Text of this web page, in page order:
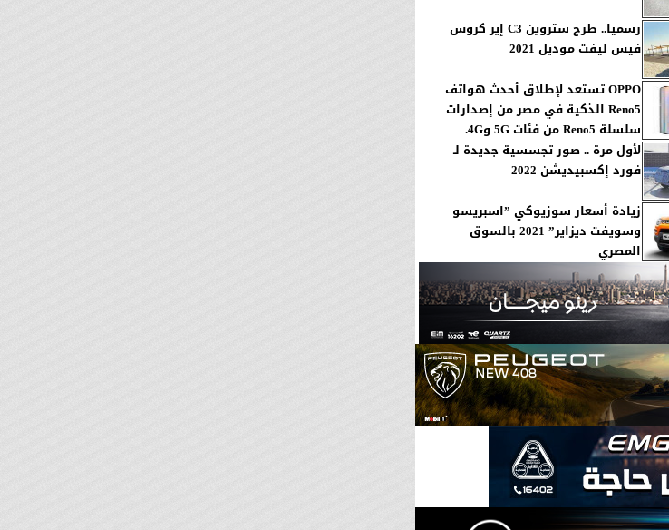
رسميا.. طرح ستروين C3 إير كروس
فيس ليفت موديل 2021
‏OPPO تستعد لإطلاق أحدث هواتف
Reno5 الذكية في مصر من إصدارات
سلسلة Reno5 من فئات 5G و4G.
لأول مرة .. صور تجسسية جديدة لـ
فورد إكسبيديشن 2022
زيادة أسعار سوزيوكي ”اسبريسو
وسويفت ديزاير” 2021 بالسوق
المصري